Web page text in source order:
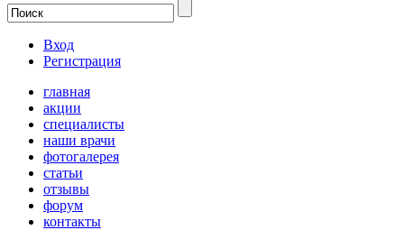
Вход
Регистрация
главная
акции
специалисты
наши врачи
фотогалерея
статьи
отзывы
форум
контакты